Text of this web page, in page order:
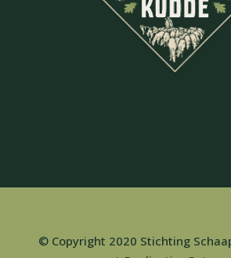
© Copyright 2020 Stichting